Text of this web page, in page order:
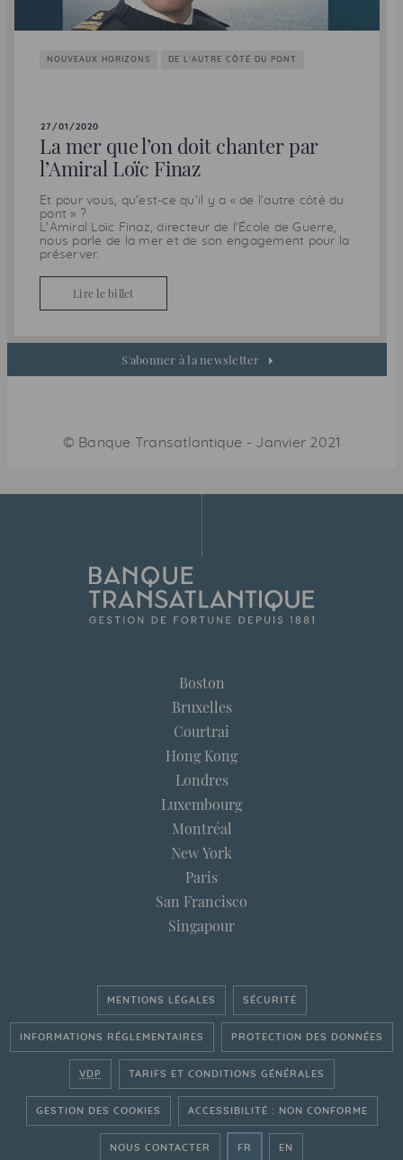
NOUVEAUX HORIZONS DE L'AUTRE CÔTÉ DU PONT
27/01/2020
La mer que l’on doit chanter par
l’Amiral Loïc Finaz
Et pour vous, qu’est-ce qu’il y a « de l’autre côté du
pont » ?
L’Amiral Loïc Finaz, directeur de l’École de Guerre,
nous parle de la mer et de son engagement pour la
préserver.
Lire le billet
S'abonner à la newsletter
© Banque Transatlantique - Janvier 2021
Boston
Bruxelles
Courtrai
Hong Kong
Londres
Luxembourg
Montréal
New York
Paris
San Francisco
Singapour
MENTIONS LÉGALES SÉCURITÉ
INFORMATIONS RÉGLEMENTAIRES PROTECTION DES DONNÉES
VDP TARIFS ET CONDITIONS GÉNÉRALES
GESTION DES COOKIES ACCESSIBILITÉ : NON CONFORME
NOUS CONTACTER FR - ALLER SUR LE SITE
EN